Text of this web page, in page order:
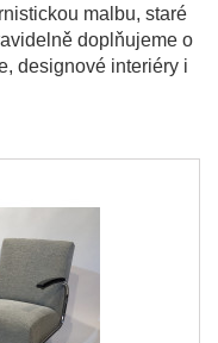
malbu, staré
doplňujeme o
designové interiéry i